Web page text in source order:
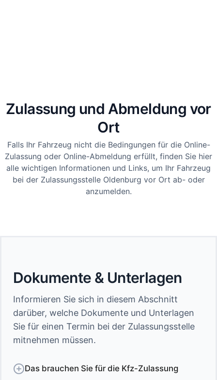
Zulassung und Abmeldung vor
Ort
Falls Ihr Fahrzeug nicht die Bedingungen für die Online-
Zulassung oder Online-Abmeldung erfüllt, finden Sie hier
alle wichtigen Informationen und Links, um Ihr Fahrzeug
bei der Zulassungsstelle Oldenburg vor Ort ab- oder
anzumelden.
Dokumente & Unterlagen
Informieren Sie sich in diesem Abschnitt
darüber, welche Dokumente und Unterlagen
Sie für einen Termin bei der Zulassungsstelle
mitnehmen müssen.
Das brauchen Sie für die Kfz-Zulassung